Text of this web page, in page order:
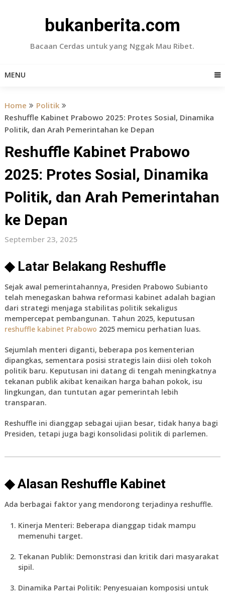
bukanberita.com
Bacaan Cerdas untuk yang Nggak Mau Ribet.
MENU
Home
Politik
Reshuffle Kabinet Prabowo 2025: Protes Sosial, Dinamika
Politik, dan Arah Pemerintahan ke Depan
Reshuffle Kabinet Prabowo
2025: Protes Sosial, Dinamika
Politik, dan Arah Pemerintahan
ke Depan
September 23, 2025
◆ Latar Belakang Reshuffle
Sejak awal pemerintahannya, Presiden Prabowo Subianto
telah menegaskan bahwa reformasi kabinet adalah bagian
dari strategi menjaga stabilitas politik sekaligus
mempercepat pembangunan. Tahun 2025, keputusan
reshuffle kabinet Prabowo 2025memicu perhatian luas.
Sejumlah menteri diganti, beberapa pos kementerian
dipangkas, sementara posisi strategis lain diisi oleh tokoh
politik baru. Keputusan ini datang di tengah meningkatnya
tekanan publik akibat kenaikan harga bahan pokok, isu
lingkungan, dan tuntutan agar pemerintah lebih
transparan.
Reshuffle ini dianggap sebagai ujian besar, tidak hanya bagi
Presiden, tetapi juga bagi konsolidasi politik di parlemen.
◆ Alasan Reshuffle Kabinet
Ada berbagai faktor yang mendorong terjadinya reshuffle.
Kinerja Menteri: Beberapa dianggap tidak mampu
memenuhi target.
Tekanan Publik: Demonstrasi dan kritik dari masyarakat
sipil.
Dinamika Partai Politik: Penyesuaian komposisi untuk